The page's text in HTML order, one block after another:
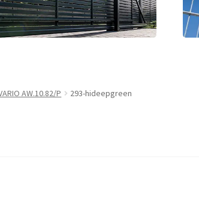
AW.10.82/P 293-hideepgreen